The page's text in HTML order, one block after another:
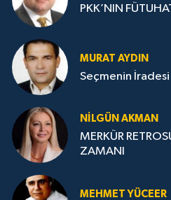
PKK’NIN
MURAT AYDIN
Seçmenin İradesi
NILGÜN AKMAN
MERKÜR
ZAMANI
MEHMET YÜCEER